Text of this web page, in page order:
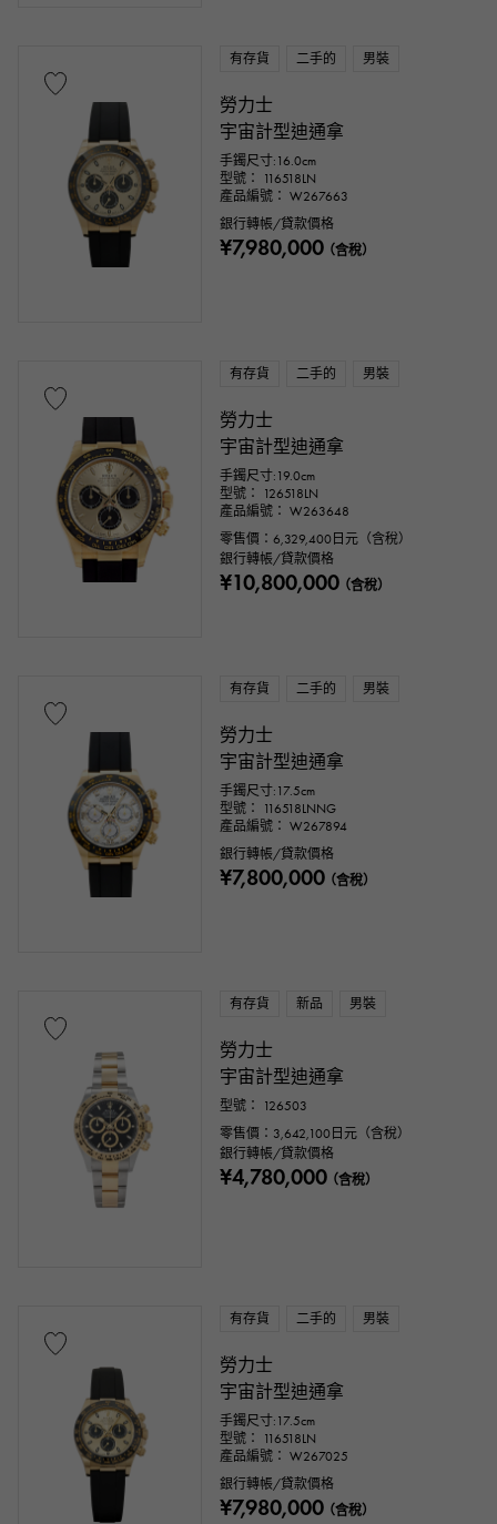
有存貨 二手的 男裝
勞力士
宇宙計型迪通拿
手鐲尺寸:16.0cm
型號： 116518LN
產品編號： W267663
銀行轉帳/貸款價格
¥7,980,000（含稅）
有存貨 二手的 男裝
勞力士
宇宙計型迪通拿
手鐲尺寸:19.0cm
型號： 126518LN
產品編號： W263648
零售價：6,329,400 日元（含稅）
銀行轉帳/貸款價格
¥10,800,000（含稅）
有存貨 二手的 男裝
勞力士
宇宙計型迪通拿
手鐲尺寸:17.5cm
型號： 116518LNNG
產品編號： W267894
銀行轉帳/貸款價格
¥7,800,000（含稅）
有存貨 新品 男裝
勞力士
宇宙計型迪通拿
型號： 126503
零售價： 3,642,100 日元（含稅）
銀行轉帳/貸款價格
¥4,780,000（含稅）
有存貨 二手的 男裝
勞力士
宇宙計型迪通拿
手鐲尺寸:17.5cm
型號： 116518LN
產品編號： W267025
銀行轉帳/貸款價格
¥7,980,000（含稅）